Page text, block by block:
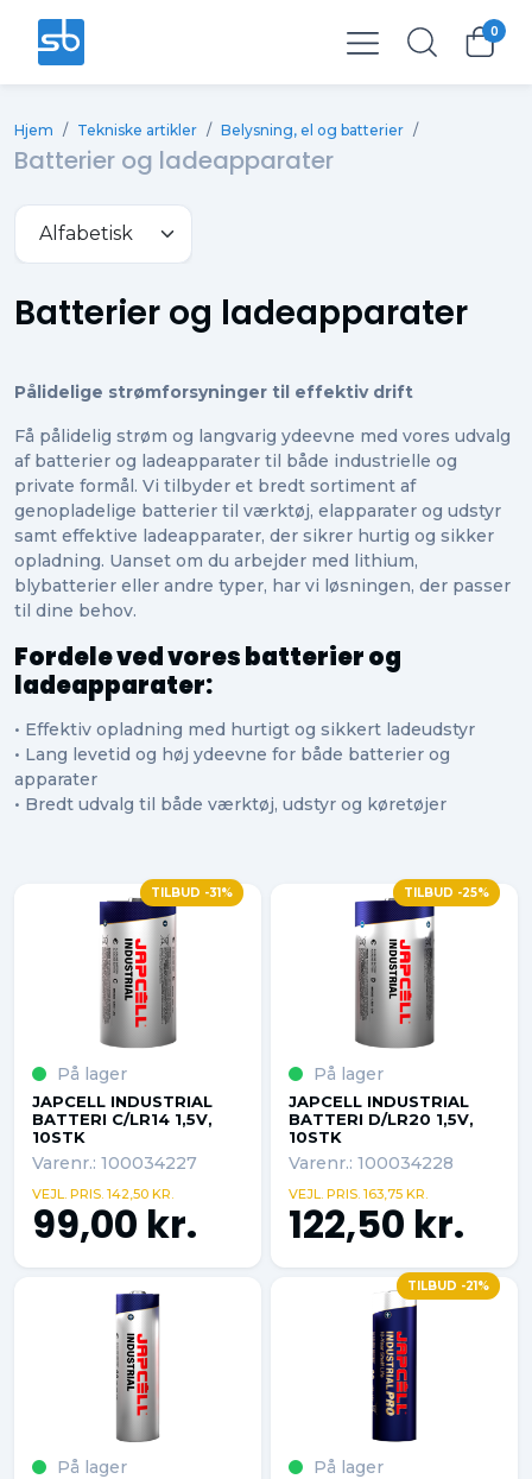
0
Total
Ekskl. moms
Hjem / Tekniske artikler / Belysning, el og batterier /
Batterier og ladeapparater
Batterier og ladeapparater
Pålidelige strømforsyninger til effektiv drift
Få pålidelig strøm og langvarig ydeevne med vores udvalg
af batterier og ladeapparater til både industrielle og
private formål. Vi tilbyder et bredt sortiment af
genopladelige batterier til værktøj, elapparater og udstyr
samt effektive ladeapparater, der sikrer hurtig og sikker
opladning. Uanset om du arbejder med lithium,
blybatterier eller andre typer, har vi løsningen, der passer
til dine behov.
Fordele ved vores batterier og
ladeapparater:
• Effektiv opladning med hurtigt og sikkert ladeudstyr
• Lang levetid og høj ydeevne for både batterier og
apparater
• Bredt udvalg til både værktøj, udstyr og køretøjer
TILBUD -31%
På lager
JAPCELL INDUSTRIAL
BATTERI C/LR14 1,5V,
10STK
Varenr.: 100034227
VEJL. PRIS. 142,50 KR.
99,00 kr.
TILBUD -25%
På lager
JAPCELL INDUSTRIAL
BATTERI D/LR20 1,5V,
10STK
Varenr.: 100034228
VEJL. PRIS. 163,75 KR.
122,50 kr.
På lager
TILBUD -21%
På lager